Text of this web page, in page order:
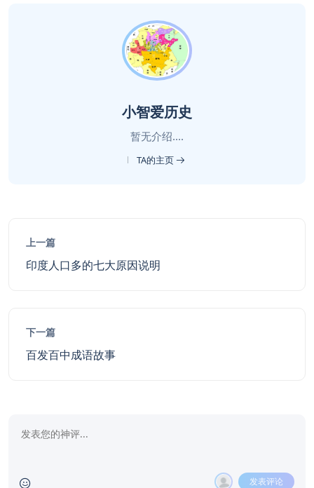
小智爱历史
暂无介绍....
TA的主页
上一篇
印度人口多的七大原因说明
下一篇
百发百中成语故事
发表评论